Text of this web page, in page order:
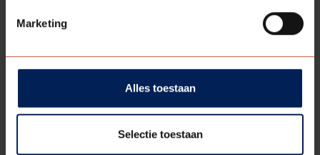
Marketing
Alles toestaan
Selectie toestaan